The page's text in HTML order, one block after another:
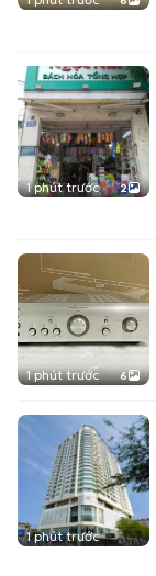
1 phút trước 2
1 phút trước 6
1 phút trước